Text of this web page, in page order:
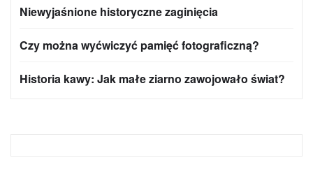
Niewyjaśnione historyczne zaginięcia
Czy można wyćwiczyć pamięć fotograficzną?
Historia kawy: Jak małe ziarno zawojowało świat?